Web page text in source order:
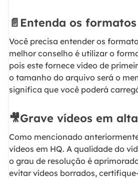
📄Entenda os
Você precisa entender os
melhor conselho é utilizar o
pois este fornece vídeo de
o tamanho do arquivo será o
significa que você poderá
🎥Grave vídeos em
Como mencionado
vídeos em HQ. A qualidade do
o grau de resolução é
evitar vídeos borrados,